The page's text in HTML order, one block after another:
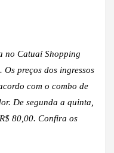
no Catuaí Shopping
preços dos ingressos
com o combo de
De segunda a quinta,
80,00. Confira os